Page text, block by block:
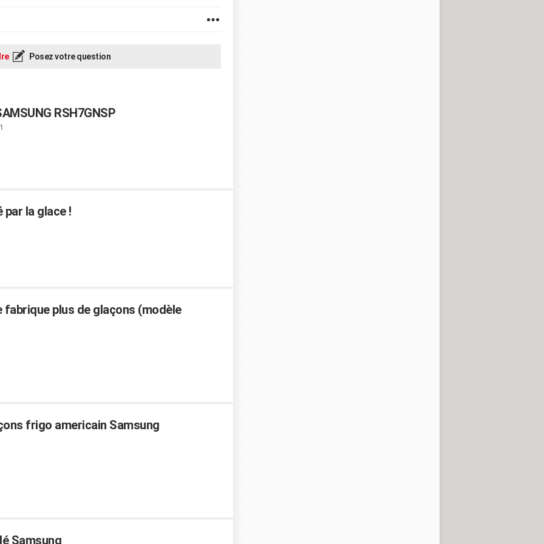
Posez votre question
RSH7GNSP
la glace !
fabrique plus de glaçons (modèle
frigo americain Samsung
Samsung